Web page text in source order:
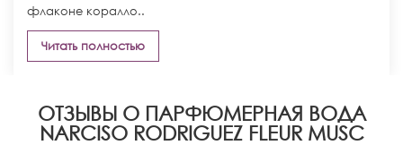
флаконе коралло..
Читать полностью
ОТЗЫВЫ О ПАРФЮМЕРНАЯ ВОДА
NARCISO RODRIGUEZ FLEUR MUSC